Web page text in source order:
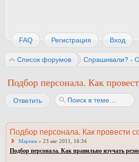
FAQ Регистрация Вход
Список форумов Спрашивали? -
Подбор персонала. Как
Ответить
Подбор персонала. Как провести
Марина » 23 авг 2011, 16:34
Подбор персонала. Как правильно изучать